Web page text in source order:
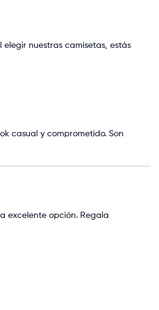
nuestras camisetas, estás
casual y comprometido. Son
excelente opción. Regala